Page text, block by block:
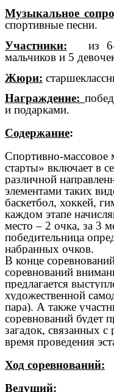
Музыкальное
спортивные песни.
Участники:
из 6-
мальчиков и 5
Жюри:
Награждение:
и подарками.
Содержание:
Спортивно-массовое
старты» включает в
различной
элементами таких
баскетбол, хоккей,
каждом этапе
место – 2 очка, за 3
победительница
набранных очков.
В конце
соревнований
предлагается
художественной
пара). А также
соревнований будет
загадок, связанных
время проведения
Ход соревнований:
Ведущий: